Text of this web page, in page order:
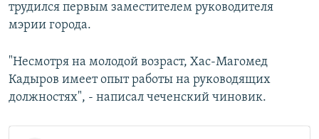
трудился первым заместителем руководителя
мэрии города.
"Несмотря на молодой возраст, Хас-Магомед
Кадыров имеет опыт работы на руководящих
должностях", - написал чеченский чиновик.